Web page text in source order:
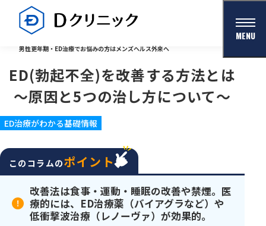
男性更年期・ED治療でお悩みの方はメンズヘルス外来へ
MENU
ED(勃起不全)を改善する方法とは
〜原因と5つの治し方について〜
ED治療がわかる基礎情報
このコラムのポイント
改善法は食事・運動・睡眠の改善や禁煙。医
療的には、ED治療薬（バイアグラなど）や
低衝撃波治療（レノーヴァ）が効果的。